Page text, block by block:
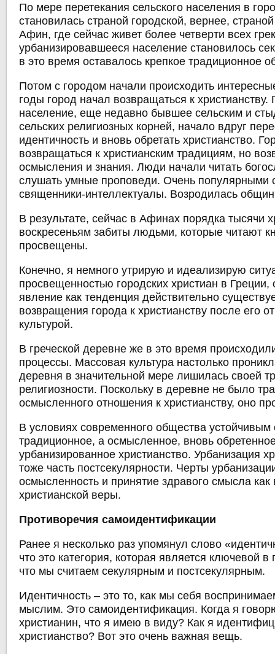
По мере перетекания сельского населения в
становилась страной городской, вернее,
Афин, где сейчас живет более четверти всех
урбанизировавшееся население становилось
в это время оставалось крепкое традиционное
Потом с городом начали происходить
годы город начал возвращаться к христианству.
население, еще недавно бывшее сельским и
сельских религиозных корней, начало вдруг
идентичность и вновь обретать христианство.
возвращаться к христианским традициям, но
осмысления и знания. Люди начали читать
слушать умные проповеди. Очень популярными
священники-интеллектуалы. Возродилась
В результате, сейчас в Афинах порядка тысячи
воскресеньям забиты людьми, которые читают
просвещены.
Конечно, я немного утрирую и идеализирую
просвещенностью городских христиан в Греции,
явление как тенденция действительно
возвращения города к христианству после его
культурой.
В греческой деревне же в это время
процессы. Массовая культура настолько
деревня в значительной мере лишилась своей
религиозности. Поскольку в деревне не было
осмысленного отношения к христианству, оно
В условиях современного общества устойчивым
традиционное, а осмысленное, вновь
урбанизированное христианство. Урбанизация
тоже часть постсекулярности. Черты
осмысленность и принятие здравого смысла
христианской веры.
Противоречия самоидентификации
Ранее я несколько раз упомянул слово
что это категория, которая является ключевой в
что мы считаем секулярным и постсекулярным.
Идентичность – это то, как мы себя
мыслим. Это самоидентификация. Когда я
христианин, что я имею в виду? Как я
христианство? Вот это очень важная вещь.